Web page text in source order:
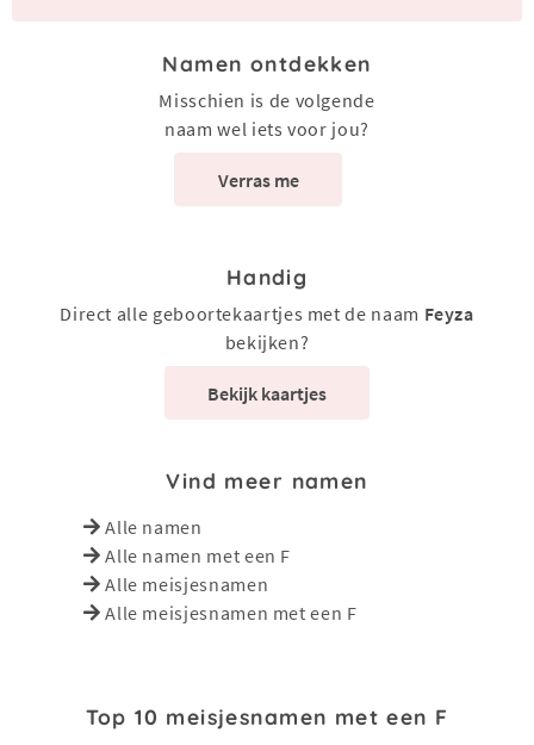
Namen ontdekken
Misschien is de volgende
naam wel iets voor jou?
Verras me
Handig
Direct alle geboortekaartjes met de naam Feyza
bekijken?
Bekijk kaartjes
Vind meer namen
Alle namen
Alle namen met een F
Alle meisjesnamen
Alle meisjesnamen met een F
Top 10 meisjesnamen met een F